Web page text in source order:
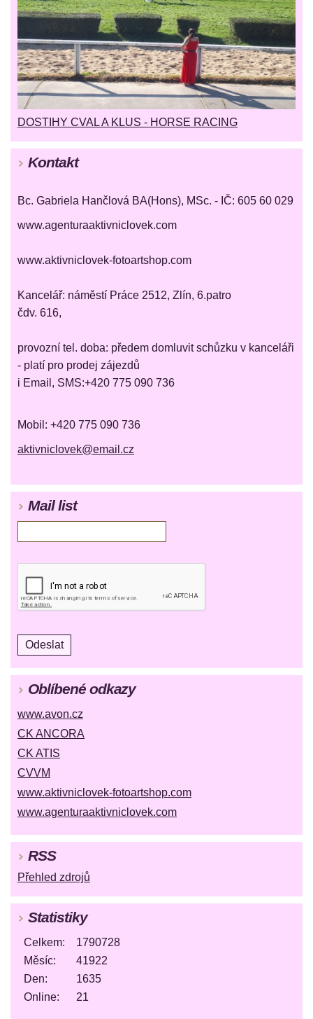
DOSTIHY CVAL A KLUS - HORSE RACING
Kontakt
Bc. Gabriela Hančlová BA(Hons), MSc. - IČ: 605 60 029
www.agenturaaktivniclovek.com
www.aktivniclovek-fotoartshop.com
Kancelář: náměstí Práce 2512, Zlín, 6.patro
čdv. 616,
provozní tel. doba: předem domluvit schůzku v kanceláři
- platí pro prodej zájezdů
i Email, SMS:+420 775 090 736
Mobil: +420 775 090 736
aktivniclovek@email.cz
Mail list
Oblíbené odkazy
www.avon.cz
CK ANCORA
CK ATIS
CVVM
www.aktivniclovek-fotoartshop.com
www.agenturaaktivniclovek.com
RSS
Přehled zdrojů
Statistiky
Online: 21
Celkem:
1790728
Měsíc:
41922
Den:
1635